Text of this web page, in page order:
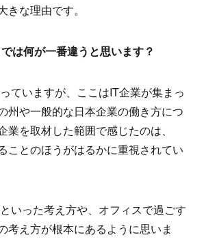
な理由です。
は何が一番違うと思います？
ていますが、ここはIT企業が集まっ
州や一般的な日本企業の働き方につ
を取材した範囲で感じたのは、
ことのほうがはるかに重視されてい
いった考え方や、オフィスで過ごす
考え方が根本にあるように思いま